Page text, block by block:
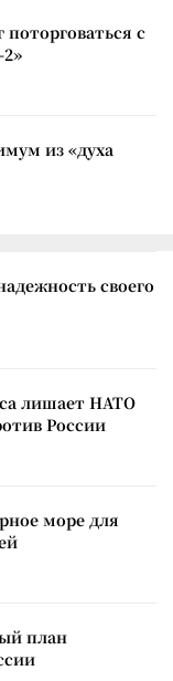
с
из «духа
своего
лишает НАТО
России
море для
план